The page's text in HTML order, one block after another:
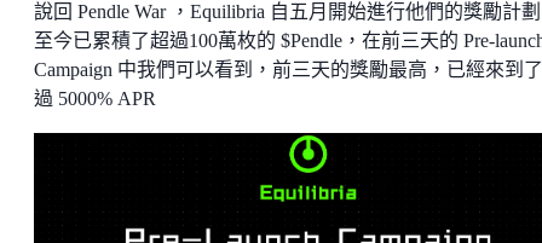
說回 Pendle War ，Equilibria 自五月開始進行他們的獎勵計
至今已累積了超過100萬枚的 $Pendle，在前三天的 Pre-
Campaign 中我們可以看到，前三天的獎勵最高，已經來到
過 5000% APR